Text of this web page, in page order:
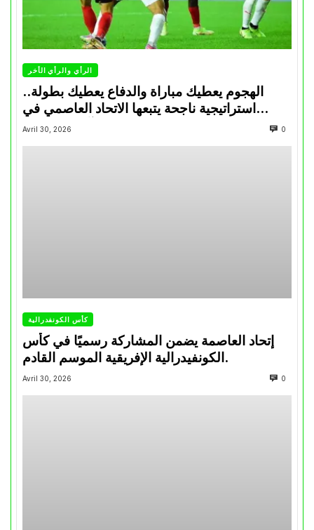
الرأي والرأي الأخر
الهجوم يعطيك مباراة والدفاع يعطيك بطولة..
استراتيجية ناجحة يتبعها الاتحاد العاصمي في
تتويجاته آخر السنوات
Avril 30, 2026 0
كأس الكونفدرالية
إتحاد العاصمة يضمن المشاركة رسميًا في كأس
الكونفيدرالية الإفريقية الموسم القادم.
Avril 30, 2026 0